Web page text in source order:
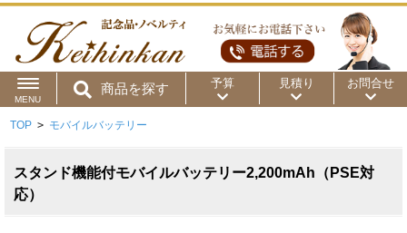
MENU
商品を探す 予算
用途から
商品カテゴリ
～300円 ～500円 ～1,000円
見積り お問合せ
TOP > モバイルバッテリー
スタンド機能付モバイルバッテリー2,200mAh（PSE対
応）